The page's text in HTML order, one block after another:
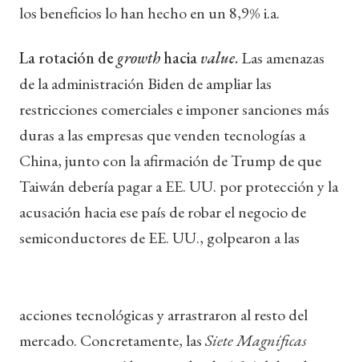
los beneficios lo han hecho en un 8,9% i.a.
La rotación degrowthhaciavalue. Las amenazas
de la administración Biden de ampliar las
restricciones comerciales e imponer sanciones más
duras a las empresas que venden tecnologías a
China, junto con la afirmación de Trump de que
Taiwán debería pagar a EE. UU. por protección y la
acusación hacia ese país de robar el negocio de
semiconductores de EE. UU., golpearon a las
acciones tecnológicas y arrastraron al resto del
mercado. Concretamente, lasSiete Magníficas